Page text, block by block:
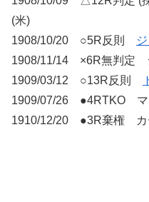
(米)
1908/10/20 ○5R反則
1908/11/14 ×6R無判定
1909/03/12 ○13R反則
1909/07/26 ●4RTKO マ
1910/12/20 ●3R棄権 カ